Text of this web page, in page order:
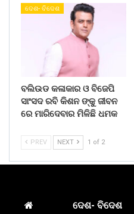
ଦେଶ- ବିଦେଶ
ବଲିଉଡ କଳାକାର ଓ ବିଜେପି
ସାଂସଦ ରବି କିଶନ ଙ୍କୁ ଜୀବନ
ରେ ମାରିଦେବାର ମିଳିଛି ଧମକ
PREV NEXT 1 of 2
ଦେଶ- ବିଦେଶ